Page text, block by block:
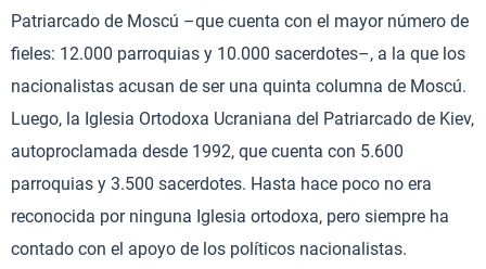
Patriarcado de Moscú –que cuenta con el mayor número de
fieles: 12.000 parroquias y 10.000 sacerdotes–, a la que los
nacionalistas acusan de ser una quinta columna de Moscú.
Luego, la Iglesia Ortodoxa Ucraniana del Patriarcado de Kiev,
autoproclamada desde 1992, que cuenta con 5.600
parroquias y 3.500 sacerdotes. Hasta hace poco no era
reconocida por ninguna Iglesia ortodoxa, pero siempre ha
contado con el apoyo de los políticos nacionalistas.